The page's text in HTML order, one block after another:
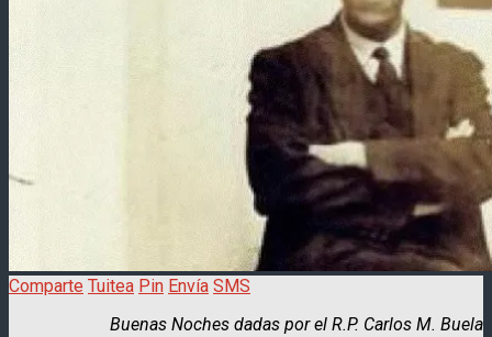
Comparte Tuitea Pin Envía SMS
Buenas Noches dadas por el R.P. Carlos M. Buela